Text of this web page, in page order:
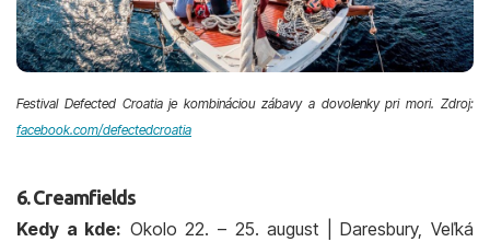
Festival Defected Croatia je kombináciou zábavy a dovolenky pri mori. Zdroj:
facebook.com/defectedcroatia
6. Creamfields
Kedy a kde: Okolo 22. – 25. august | Daresbury, Veľká